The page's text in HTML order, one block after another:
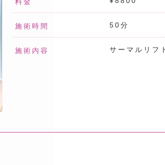
料金
施術時間 50分
施術内容 サーマルリフ